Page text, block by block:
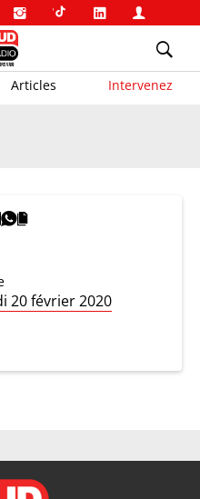
Articles Intervenez
20 février 2020